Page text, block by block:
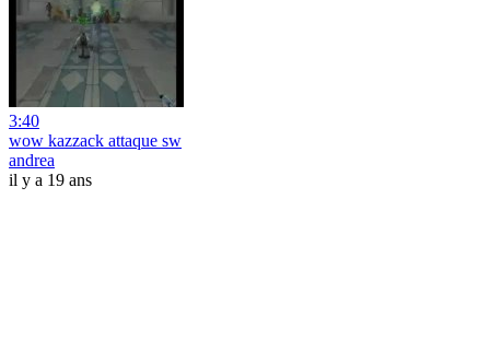
3:40
wow kazzack attaque sw
andrea
il y a 19 ans